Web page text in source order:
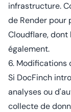
infrastructure.
de Render pour
Cloudflare, dont
également.
6.
Si DocFinch
analyses ou
collecte de